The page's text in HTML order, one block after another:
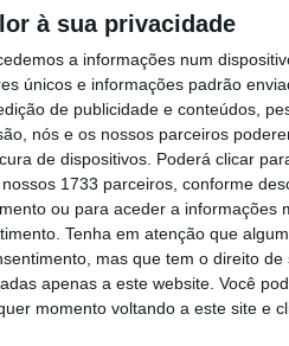
à sua privacidade
a informações num
únicos e informações padrão
de publicidade e conteúdos,
nós e os nossos parceiros
de dispositivos. Poderá clicar
1733 parceiros, conforme
ou para aceder a informações
Tenha em atenção que
mas que tem o direito de
apenas a este website. Você
momento voltando a este site e
três pessoas suspeitas de
tráfico de droga